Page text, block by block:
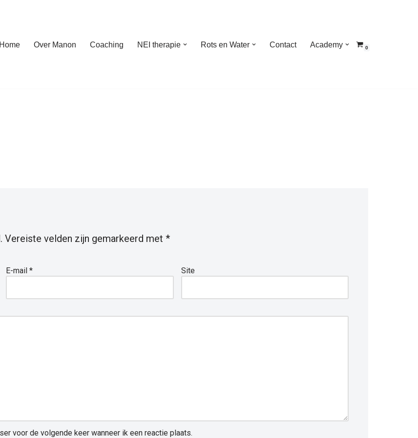
Home Over Manon Coaching NEI therapie Rots en Water Contact Academy 0
Vereiste velden zijn gemarkeerd met *
E-mail* Site
voor de volgende keer wanneer ik een reactie plaats.